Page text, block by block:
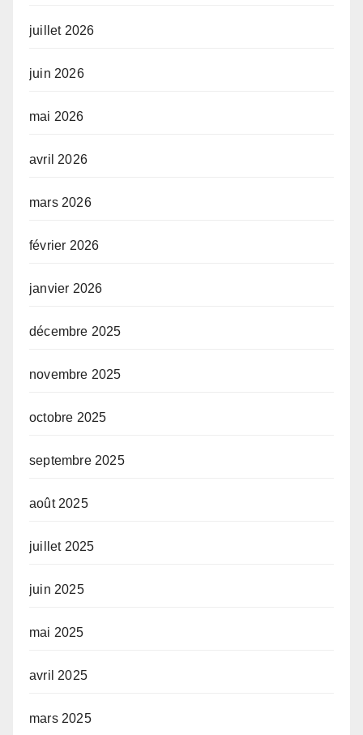
juillet 2026
juin 2026
mai 2026
avril 2026
mars 2026
février 2026
janvier 2026
décembre 2025
novembre 2025
octobre 2025
septembre 2025
août 2025
juillet 2025
juin 2025
mai 2025
avril 2025
mars 2025